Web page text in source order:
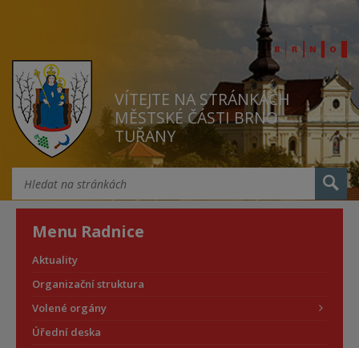
VÍTEJTE NA STRÁNKÁCH
MĚSTSKÉ ČÁSTI BRNO
TUŘANY
Menu Radnice
Aktuality
Organizační struktura
Volené orgány
Úřední deska